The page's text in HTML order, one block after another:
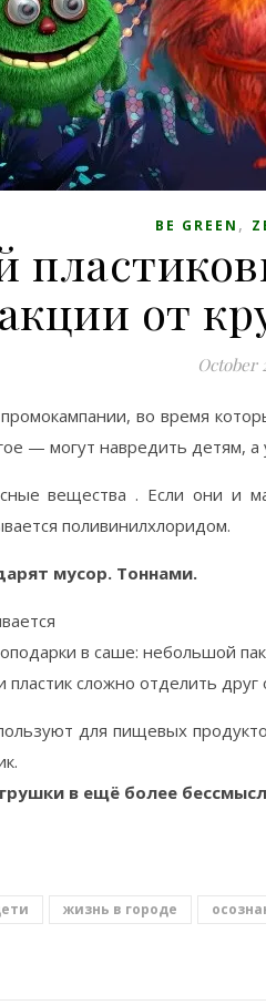
BE GREEN ,
от
October
во время
— могут навредить детям,
вещества . Если они и
поливинилхлоридом.
мусор. Тоннами.
в саше: небольшой
сложно отделить друг
для пищевых
в ещё более
жизнь в городе